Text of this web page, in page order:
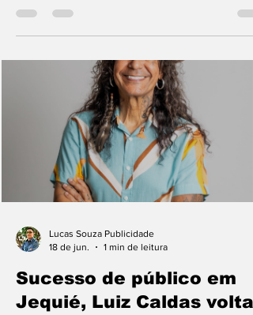
implantação de uma marina na Ponta do
apresentada pela empresa BR Marinas e
passará por estudos técnicos, jurídicos,
econômicos e ambientais antes de seguir
para as próximas etapas. Segundo o texto
oficial, a Manifestação de Interesse da
Iniciativa Privada tem como objetivo
a instalação e operação
18 de jun.
1 min de leitura
Sucesso de público em